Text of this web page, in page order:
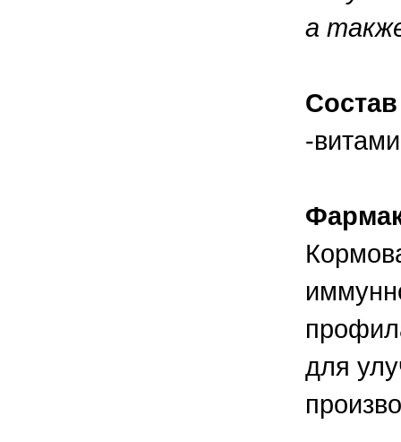
а
Состав
-
для